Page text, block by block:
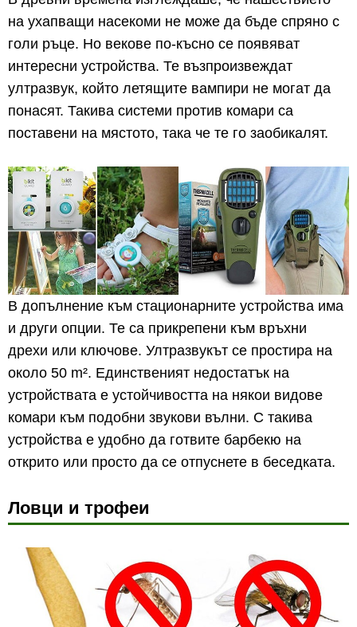
на ухапващи насекоми не може да бъде спряно с
голи ръце. Но векове по-късно се появяват
интересни устройства. Те възпроизвеждат
ултразвук, който летящите вампири не могат да
понасят. Такива системи против комари са
поставени на мястото, така че те го заобикалят.
В допълнение към стационарните устройства има
и други опции. Те са прикрепени към връхни
дрехи или ключове. Ултразвукът се простира на
около 50 m². Единственият недостатък на
устройствата е устойчивостта на някои видове
комари към подобни звукови вълни. С такива
устройства е удобно да готвите барбекю на
открито или просто да се отпуснете в беседката.
Ловци и трофеи